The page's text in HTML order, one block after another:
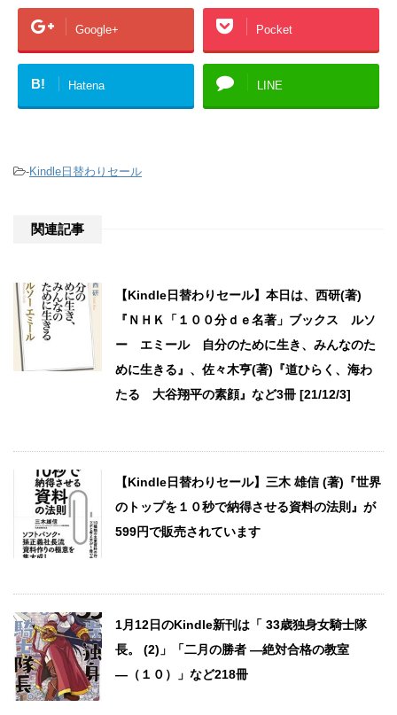
Google+ Pocket
B! Hatena LINE
-Kindle日替わりセール
関連記事
【Kindle日替わりセール】本日は、西研(著)
『ＮＨＫ「１００分ｄｅ名著」ブックス ルソ
ー エミール 自分のために生き、みんなのた
めに生きる』、佐々木亨(著)『道ひらく、海わ
たる 大谷翔平の素顔』など3冊 [21/12/3]
【Kindle日替わりセール】三木 雄信 (著)『世界
のトップを１０秒で納得させる資料の法則』が
599円で販売されています
1月12日のKindle新刊は「 33歳独身女騎士隊
長。 (2)」「二月の勝者 ―絶対合格の教室
―（１０）」など218冊